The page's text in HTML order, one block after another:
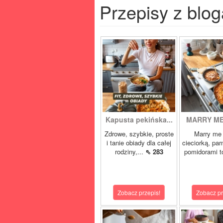
Przepisy z
Kapusta pekińska...
Zdrowe, szybkie, proste
i tanie obiady dla całej
rodziny,... ⇖ 283
Zobacz przepis!
MARRY
Marry
cieciorką,
pomidorami
Zobacz